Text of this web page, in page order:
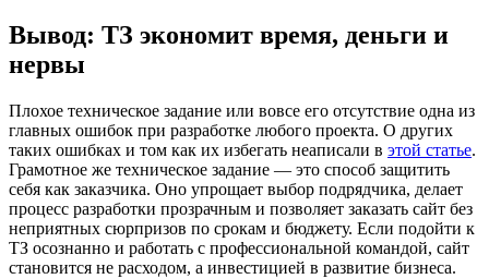
Вывод: ТЗ экономит время, деньги и
нервы
Плохое техническое задание или вовсе его отсутствие одна из
главных ошибок при разработке любого проекта. О других
таких ошибках и том как их избегать неаписали в этой статье.
Грамотное же техническое задание — это способ защитить
себя как заказчика. Оно упрощает выбор подрядчика, делает
процесс разработки прозрачным и позволяет заказать сайт без
неприятных сюрпризов по срокам и бюджету. Если подойти к
ТЗ осознанно и работать с профессиональной командой, сайт
становится не расходом, а инвестицией в развитие бизнеса.